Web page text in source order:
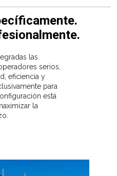
las
serios,
eficiencia y
para
está
la